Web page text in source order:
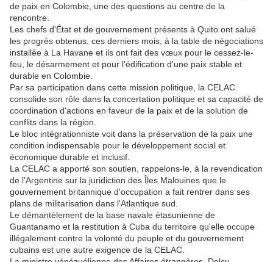
de paix en Colombie, une des questions au centre de la
rencontre.
Les chefs d'État et de gouvernement présents à Quito ont salué
les progrès obtenus, ces derniers mois, à la table de négociations
installée à La Havane et ils ont fait des vœux pour le cessez-le-
feu, le désarmement et pour l'édification d'une paix stable et
durable en Colombie.
Par sa participation dans cette mission politique, la CELAC
consolide son rôle dans la concertation politique et sa capacité de
coordination d'actions en faveur de la paix et de la solution de
conflits dans la région.
Le bloc intégrationniste voit dans la préservation de la paix une
condition indispensable pour le développement social et
économique durable et inclusif.
La CELAC a apporté son soutien, rappelons-le, à la revendication
de l'Argentine sur la juridiction des Îles Malouines que le
gouvernement britannique d'occupation a fait rentrer dans ses
plans de militarisation dans l'Atlantique sud.
Le démantèlement de la base navale étasunienne de
Guantanamo et la restitution à Cuba du territoire qu'elle occupe
illégalement contre la volonté du peuple et du gouvernement
cubains est une autre exigence de la CELAC.